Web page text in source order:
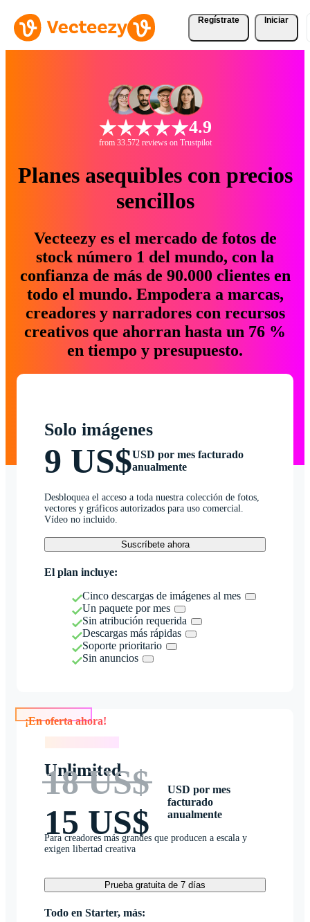
Regístrate Iniciar
4.9
from 33.572 reviews on Trustpilot
Planes asequibles con precios
sencillos
Vecteezy es el mercado de fotos de
stock número 1 del mundo, con la
confianza de más de 90.000 clientes en
todo el mundo. Empodera a marcas,
creadores y narradores con recursos
creativos que ahorran hasta un 76 %
en tiempo y presupuesto.
Solo imágenes
9 US$USD por mes facturado
anualmente
Desbloquea el acceso a toda nuestra colección de fotos,
vectores y gráficos autorizados para uso comercial.
Vídeo no incluido.
Suscríbete ahora
El plan incluye:
Cinco descargas de imágenes al mes
Un paquete por mes
Sin atribución requerida
Descargas más rápidas
Soporte prioritario
Sin anuncios
Unlimited
18 US$
15 US$
USD por mes
facturado
anualmente
Para creadores más grandes que producen a escala y
exigen libertad creativa
Prueba gratuita de 7 días
Todo en Starter, más: